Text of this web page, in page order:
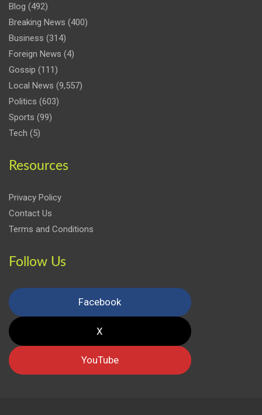
Blog (492)
Breaking News (400)
Business (314)
Foreign News (4)
Gossip (111)
Local News (9,557)
Politics (603)
Sports (99)
Tech (5)
Resources
Privacy Policy
Contact Us
Terms and Conditions
Follow Us
Facebook
X
YouTube